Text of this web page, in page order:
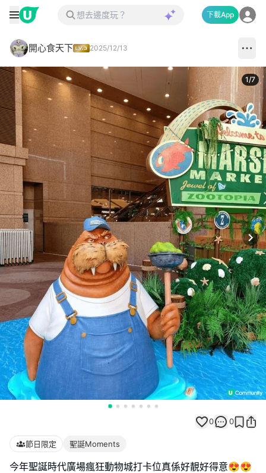
下載App
開心食天下 2025/12/13
1/7
0 0
節日限定 聖誕Moments
今年聖誕時代廣場瘋狂動物城打卡位真係好靚好得意😍😍